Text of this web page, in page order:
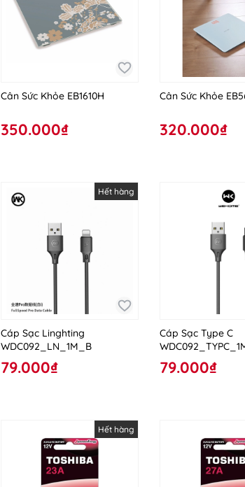
Cân Sức Khỏe EB1610H
350.000₫
Cân Sức Khỏe
320.000₫
Hết hàng
Cáp Sạc Linghting
WDC092_LN_1M_B
79.000₫
Cáp Sạc Type C
79.000₫
Hết hàng